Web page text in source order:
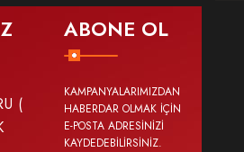
(
ABONE OL
KAMPANYALARIMIZDAN
HABERDAR OLMAK İÇİN
E-POSTA ADRESİNİZİ
KAYDEDEBİLİRSİNİZ.